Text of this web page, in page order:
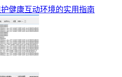
健康互动环境的实用指南